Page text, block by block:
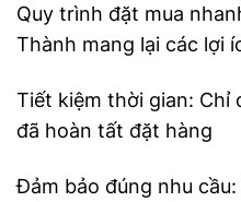
Quy trình đặt mua
Thành mang lại các lợi
Tiết kiệm thời gian: Chỉ
đã hoàn tất đặt hàng
Đảm bảo đúng nhu